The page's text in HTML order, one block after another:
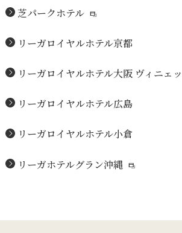
芝パークホテル
リーガロイヤルホテル京都
リーガロイヤルホテル大阪 ヴィニェ
リーガロイヤルホテル広島
リーガロイヤルホテル小倉
リーガホテルグラン沖縄